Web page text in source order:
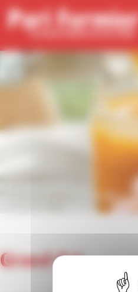
Grand-Est
Panneau de gestion des cookies